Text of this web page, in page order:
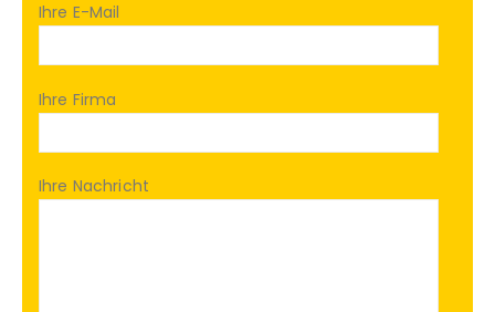
Ihre E-Mail
Ihre Firma
Ihre Nachricht